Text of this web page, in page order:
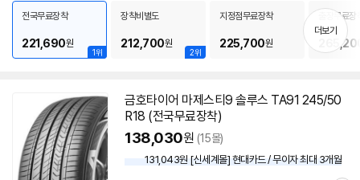
치
기
1위
전국무료장착
221,690원
2위
장착비별도
212,700원
지정점무료장착
225,700원
출장무료장
더보기
금호타이어 마제스티9 솔루스 TA91 245/50
R18 (전국무료장착)
138,030원 (15몰)
131,043원 [신세계몰] 현대카드 / 무이자 최대 3개월
동
영
상